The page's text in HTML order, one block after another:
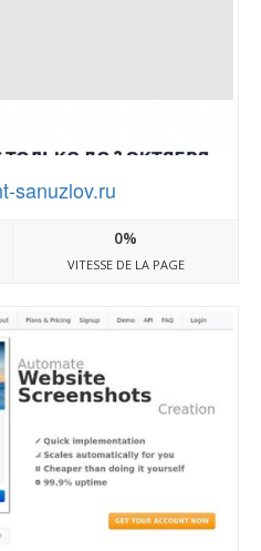
sanuzlov.ru
0%
VITESSE DE LA PAGE